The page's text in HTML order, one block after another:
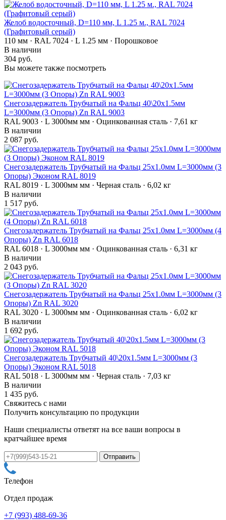
Желоб водосточный, D=110 мм, L 1.25 м., RAL 7024
(Графитовый серый)
110 мм · RAL 7024 · L 1.25 мм · Порошковое
В наличии
304 руб.
Вы можете также посмотреть
Снегозадержатель Трубчатый на Фальц 40\20х1.5мм
L=3000мм (3 Опоры) Zn RAL 9003
RAL 9003 · L 3000мм мм · Оцинкованная сталь · 7,61 кг
В наличии
2 087 руб.
Снегозадержатель Трубчатый на Фальц 25х1.0мм L=3000мм (3
Опоры) Эконом RAL 8019
RAL 8019 · L 3000мм мм · Черная сталь · 6,02 кг
В наличии
1 517 руб.
Снегозадержатель Трубчатый на Фальц 25х1.0мм L=3000мм (4
Опоры) Zn RAL 6018
RAL 6018 · L 3000мм мм · Оцинкованная сталь · 6,31 кг
В наличии
2 043 руб.
Снегозадержатель Трубчатый на Фальц 25х1.0мм L=3000мм (3
Опоры) Zn RAL 3020
RAL 3020 · L 3000мм мм · Оцинкованная сталь · 6,02 кг
В наличии
1 692 руб.
Снегозадержатель Трубчатый 40\20х1.5мм L=3000мм (3
Опоры) Эконом RAL 5018
RAL 5018 · L 3000мм мм · Черная сталь · 7,03 кг
В наличии
1 435 руб.
Свяжитесь с нами
Получить консультацию по продукции
Наши специалисты ответят на все ваши вопросы в
кратчайшее время
Телефон
Отдел продаж
+7 (993) 488-69-36